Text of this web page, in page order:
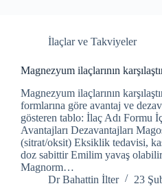
İlaçlar ve Takviyeler
Magnezyum ilaçlarının
Magnezyum ilaçlarının
formlarına göre avantaj ve
gösteren tablo: İlaç Adı Formu
Avantajları Dezavantajları
(sitrat/oksit) Eksiklik tedavisi,
doz sabittir Emilim yavaş
Magnorm…
Dr Bahattin İlter
23